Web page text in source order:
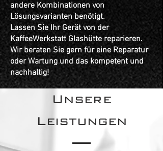
andere Kombinationen von
Lösungsvarianten benötigt.
Lassen Sie Ihr Gerät von der
KaffeeWerkstatt Glashütte reparieren.
Wir beraten Sie gern für eine Reparatur
oder Wartung und das kompetent und
nachhaltig!
Unsere
Leistungen